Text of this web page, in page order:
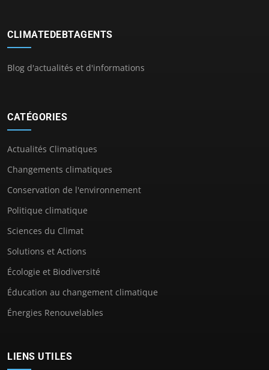
CLIMATEDEBTAGENTS
Blog d'actualités et d'informations
CATÉGORIES
Actualités Climatiques
Changements climatiques
Conservation de l'environnement
Politique climatique
Sciences du Climat
Solutions et Actions
Écologie et Biodiversité
Éducation au changement climatique
Énergies Renouvelables
LIENS UTILES